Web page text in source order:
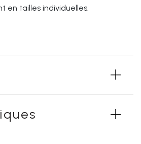
en tailles individuelles.